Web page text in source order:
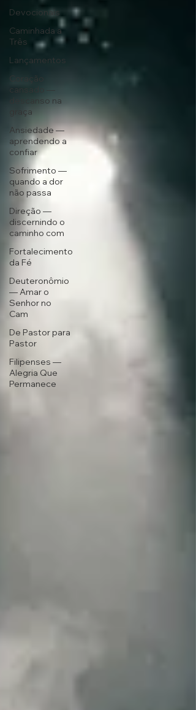
Devocionais
Caminhada a
Três
Lançamentos
Coração
cansado —
descanso na
graça
Ansiedade —
aprendendo a
confiar
Sofrimento —
quando a dor
não passa
Direção —
discernindo o
caminho com
Fortalecimento
da Fé
Deuteronômio
— Amar o
Senhor no
Cam
De Pastor para
Pastor
Filipenses —
Alegria Que
Permanece